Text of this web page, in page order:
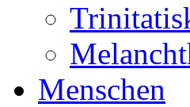
Menschen